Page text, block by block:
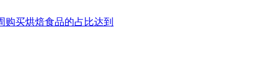
买烘焙食品的占比达到